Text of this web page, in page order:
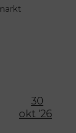
30
okt '26